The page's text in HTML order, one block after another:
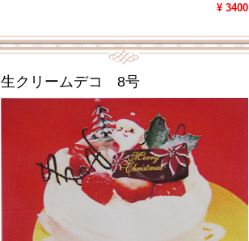
¥ 3400
生クリームデコ 8号